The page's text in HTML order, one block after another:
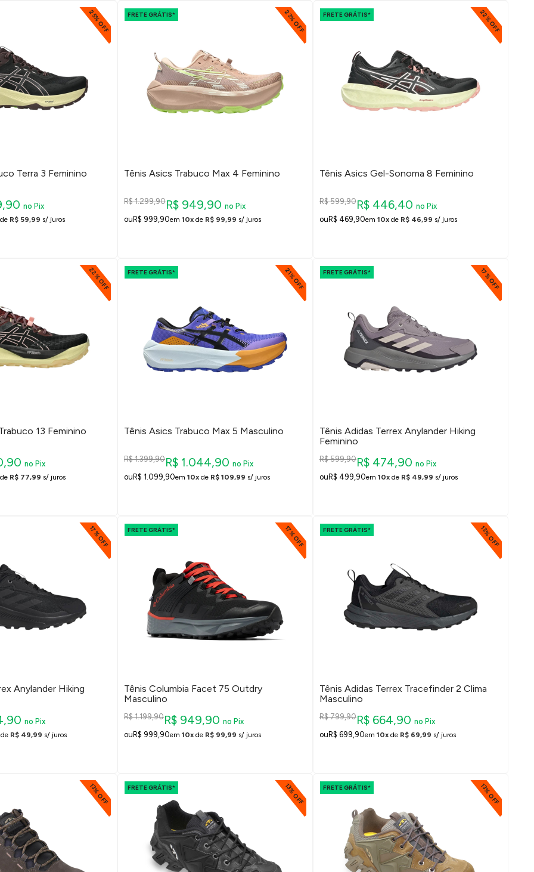
25% OFF
Terra 3 Feminino
no Pix
R$ 59,99 s/ juros
23% OFF
FRETE GRÁTIS*
Tênis Asics Trabuco Max 4 Feminino
R$ 1.299,90R$ 949,90 no Pix
R$ 999,90em 10xde R$ 99,99 s/ juros
22% OFF
FRETE GRÁTIS*
Tênis Asics Gel-Sonoma 8 Feminino
R$ 599,90R$ 446,40 no Pix
R$ 469,90em 10xde R$ 46,99 s/ juros
22% OFF
13 Feminino
no Pix
R$ 77,99 s/ juros
21% OFF
FRETE GRÁTIS*
Tênis Asics Trabuco Max 5 Masculino
R$ 1.399,90R$ 1.044,90 no Pix
R$ 1.099,90em 10xde R$ 109,99 s/ juros
17% OFF
FRETE GRÁTIS*
Tênis Adidas Terrex Anylander Hiking
Feminino
R$ 599,90R$ 474,90 no Pix
R$ 499,90em 10xde R$ 49,99 s/ juros
17% OFF
Anylander Hiking
no Pix
R$ 49,99 s/ juros
17% OFF
FRETE GRÁTIS*
Tênis Columbia Facet 75 Outdry
Masculino
R$ 1.199,90R$ 949,90 no Pix
R$ 999,90em 10xde R$ 99,99 s/ juros
13% OFF
FRETE GRÁTIS*
Tênis Adidas Terrex Tracefinder 2 Clima
Masculino
R$ 799,90R$ 664,90 no Pix
R$ 699,90em 10xde R$ 69,99 s/ juros
13% OFF 13% OFF
FRETE GRÁTIS* 13% OFF
FRETE GRÁTIS*